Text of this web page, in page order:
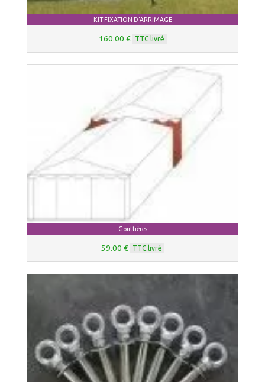
KIT FIXATION D'ARRIMAGE
160.00 € TTC livré
Gouttières
59.00 € TTC livré